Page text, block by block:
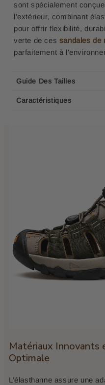
sont spécialement
l'extérieur, combinant
pour offrir flexibilité,
verte de ces sandales de
parfaitement à
Guide Des Tailles
Caractéristiques
Matériaux Innovants
Optimale
L’élasthanne assure une